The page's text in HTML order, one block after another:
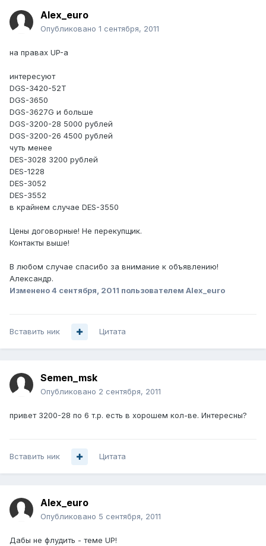
Alex_euro
Опубликовано 1 сентября, 2011
на правах UP-а
интересуют
DGS-3420-52T
DGS-3650
DGS-3627G и больше
DGS-3200-28 5000 рублей
DGS-3200-26 4500 рублей
чуть менее
DES-3028 3200 рублей
DES-1228
DES-3052
DES-3552
в крайнем случае DES-3550
Цены договорные! Не перекупщик.
Контакты выше!
В любом случае спасибо за внимание к объявлению!
Александр.
Изменено4 сентября, 2011 пользователем Alex_euro
Вставить ник Цитата
Semen_msk
Опубликовано 2 сентября, 2011
привет 3200-28 по 6 т.р. есть в хорошем кол-ве. Интересны?
Вставить ник Цитата
Alex_euro
Опубликовано 5 сентября, 2011
Дабы не флудить - теме UP!